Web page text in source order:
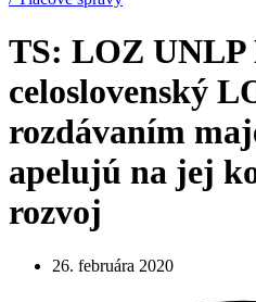
TS: LOZ UNLP
celoslovenský
rozdávaním
apelujú na jej
rozvoj
26. februára 2020